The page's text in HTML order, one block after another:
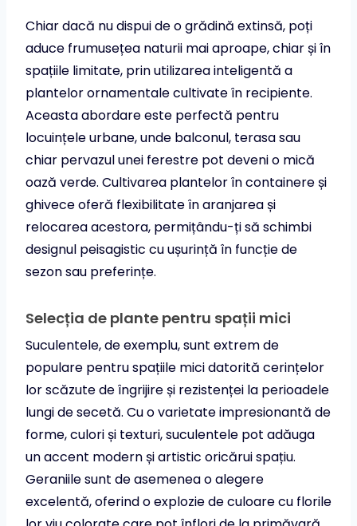
Chiar dacă nu dispui de o grădină extinsă, poți
aduce frumusețea naturii mai aproape, chiar și în
spațiile limitate, prin utilizarea inteligentă a
plantelor ornamentale cultivate în recipiente.
Aceasta abordare este perfectă pentru
locuințele urbane, unde balconul, terasa sau
chiar pervazul unei ferestre pot deveni o mică
oază verde. Cultivarea plantelor în containere și
ghivece oferă flexibilitate în aranjarea și
relocarea acestora, permițându-ți să schimbi
designul peisagistic cu ușurință în funcție de
sezon sau preferințe.
Selecția de plante pentru spații mici
Suculentele, de exemplu, sunt extrem de
populare pentru spațiile mici datorită cerințelor
lor scăzute de îngrijire și rezistenței la perioadele
lungi de secetă. Cu o varietate impresionantă de
forme, culori și texturi, suculentele pot adăuga
un accent modern și artistic oricărui spațiu.
Geraniile sunt de asemenea o alegere
excelentă, oferind o explozie de culoare cu florile